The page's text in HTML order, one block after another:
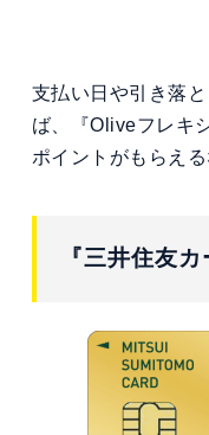
支払い日や引き落
ば、『Oliveフレキ
ポイントがもらえ
『三井住友